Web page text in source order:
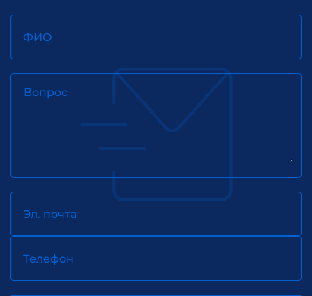
ФИО
Вопрос
Эл. почта
Телефон